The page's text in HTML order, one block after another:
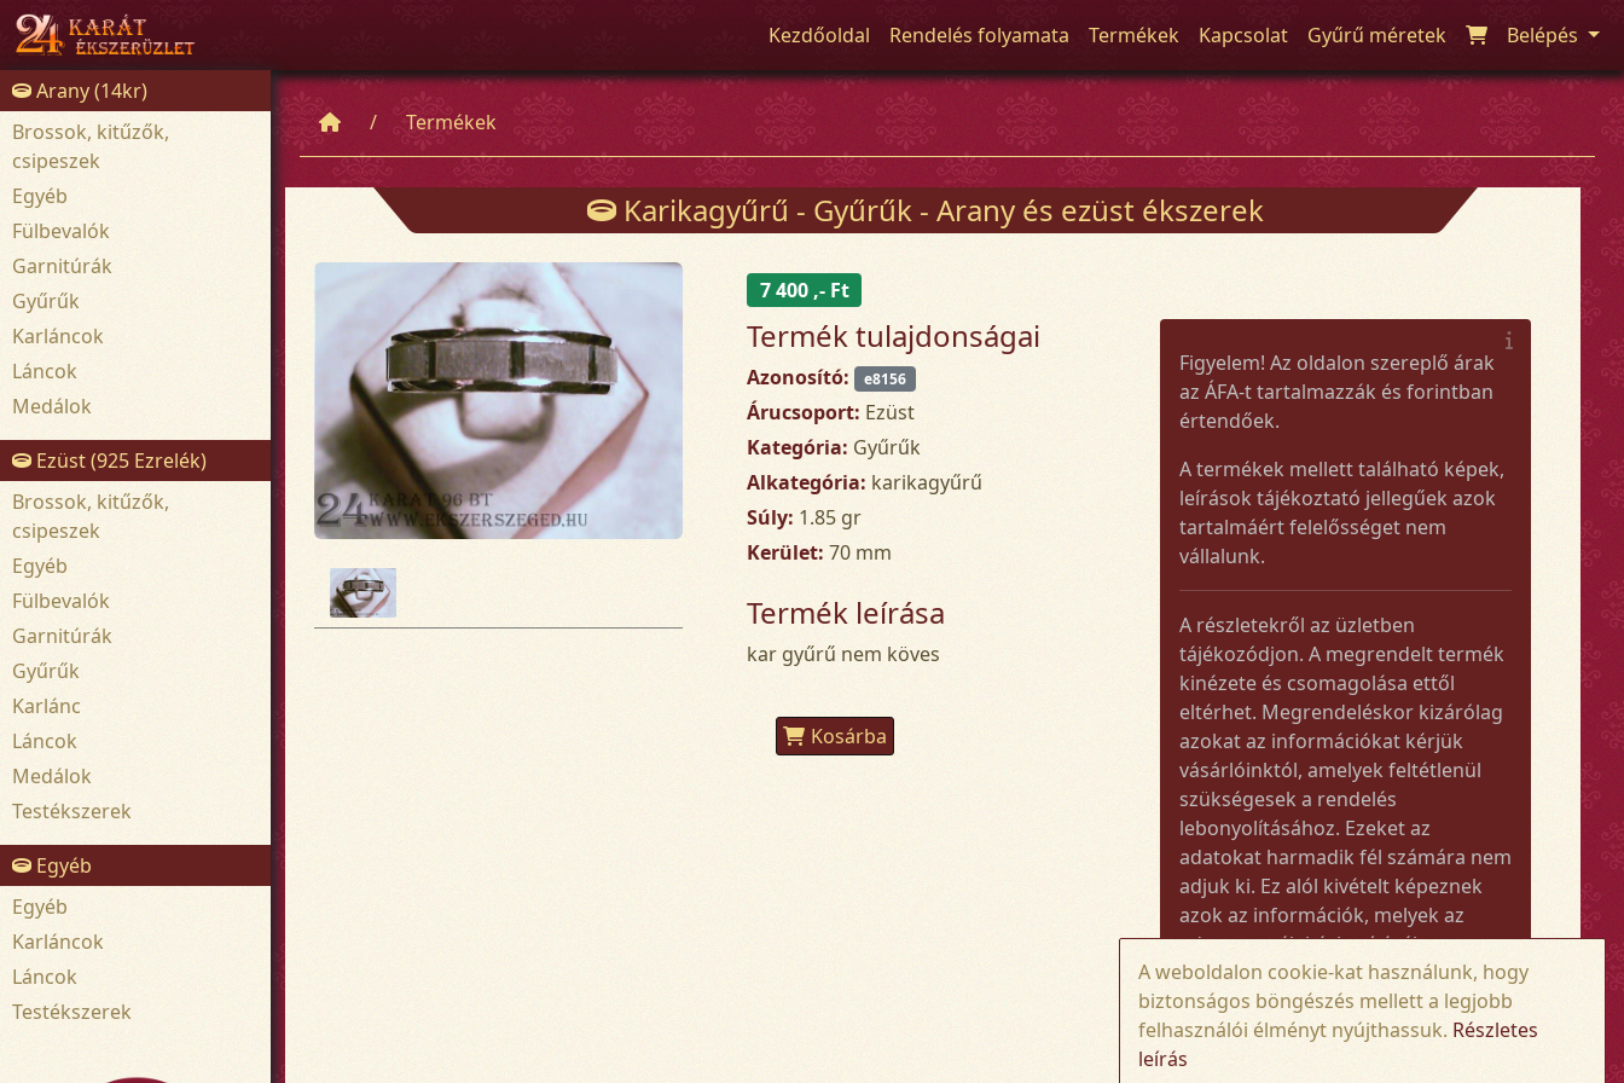
Kezdőoldal Rendelés folyamata Termékek Kapcsolat Gyűrű méretek Belépés
Arany (14kr)
Brossok, kitűzők,
csipeszek
Egyéb
Fülbevalók
Garnitúrák
Gyűrűk
Karláncok
Láncok
Medálok
Ezüst (925 Ezrelék)
Brossok, kitűzők,
csipeszek
Egyéb
Fülbevalók
Garnitúrák
Gyűrűk
Karlánc
Láncok
Medálok
Testékszerek
Egyéb
Egyéb
Karláncok
Láncok
Testékszerek
Termékek
Karikagyűrű - Gyűrűk - Arany és ezüst ékszerek
7 400 ,- Ft
Termék tulajdonságai
Azonosító: e8156
Árucsoport: Ezüst
Kategória: Gyűrűk
Alkategória: karikagyűrű
Súly: 1.85 gr
Kerület: 70 mm
Termék leírása
kar gyűrű nem köves
Kosárba
Figyelem! Az oldalon szereplő árak
az ÁFA-t tartalmazzák és forintban
értendőek.
A termékek mellett található képek,
leírások tájékoztató jellegűek azok
tartalmáért felelősséget nem
vállalunk.
A részletekről az üzletben
tájékozódjon. A megrendelt termék
kinézete és csomagolása ettől
eltérhet. Megrendeléskor kizárólag
azokat az információkat kérjük
vásárlóinktól, amelyek feltétlenül
szükségesek a rendelés
lebonyolításához. Ezeket az
adatokat harmadik fél számára nem
adjuk ki. Ez alól kivételt képeznek
azok az információk, melyek az
adott termék kézbesítéséhez vagy
kiszállításához szükségesek.
Amennyiben a megrendelt termék
összege meghaladja az 50.000 Ft-ot,
A weboldalon cookie-kat használunk, hogy
biztonságos böngészés mellett a legjobb
felhasználói élményt nyújthassuk. Részletes
leírás